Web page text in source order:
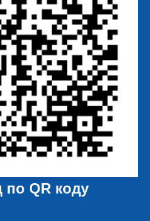
по QR коду